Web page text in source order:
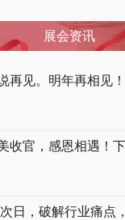
展会资讯
再见。明年再相见！
日，破解行业痛点